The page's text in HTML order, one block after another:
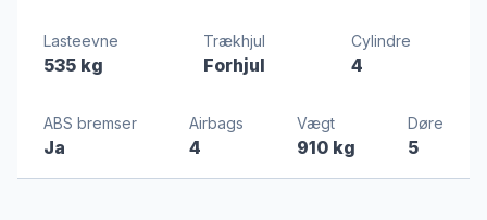
Lasteevne
535 kg
Trækhjul
Forhjul
Cylindre
4
ABS bremser
Ja
Airbags
4
Vægt
910 kg
Døre
5